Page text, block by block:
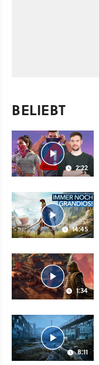
BELIEBT
2:22
14:45
1:34
8:11